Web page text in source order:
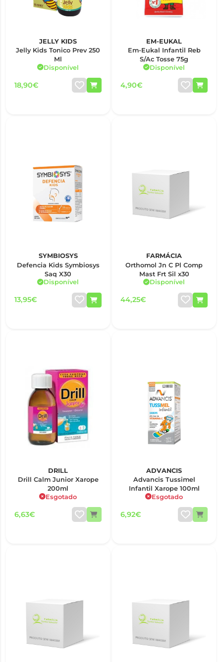
JELLY KIDS
Jelly Kids Tonico Prev 250
Ml
Disponível
18,90€
EM-EUKAL
Em-Eukal Infantil Reb
S/Ac Tosse 75g
Disponível
4,90€
SYMBIOSYS
Defencia Kids Symbiosys
Saq X30
Disponível
13,95€
FARMÁCIA
Orthomol Jn C Pl Comp
Mast Frt Sil x30
Disponível
44,25€
DRILL
Drill Calm Junior Xarope
200ml
Esgotado
6,63€
ADVANCIS
Advancis Tussimel
Infantil Xarope 100ml
Esgotado
6,92€